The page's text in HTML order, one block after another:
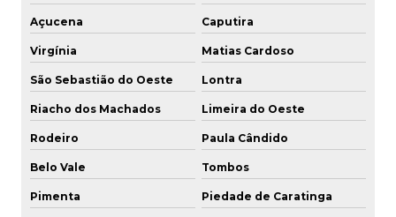
Açucena Caputira
Virgínia Matias Cardoso
São Sebastião do Oeste Lontra
Riacho dos Machados Limeira do Oeste
Rodeiro Paula Cândido
Belo Vale Tombos
Pimenta Piedade de Caratinga